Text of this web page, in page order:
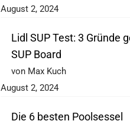
August 2, 2024
Lidl SUP Test: 3 Gründe
SUP Board
von Max Kuch
August 2, 2024
Die 6 besten Poolsessel